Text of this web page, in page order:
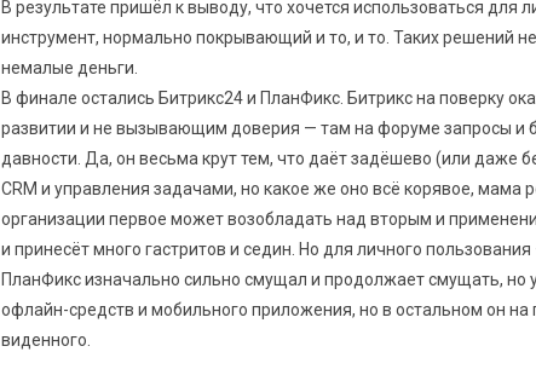
В результате пришёл к выводу, что хочется использоваться для
инструмент, нормально покрывающий и то, и то. Таких решений
немалые деньги.
В финале остались Битрикс24 и ПланФикс. Битрикс на поверку
развитии и не вызывающим доверия — там на форуме запросы и
давности. Да, он весьма крут тем, что даёт задёшево (или даже
CRM и управления задачами, но какое же оно всё корявое, мама
организации первое может возобладать над вторым и
и принесёт много гастритов и седин. Но для личного
ПланФикс изначально сильно смущал и продолжает смущать, но
офлайн-средств и мобильного приложения, но в остальном он на
виденного.